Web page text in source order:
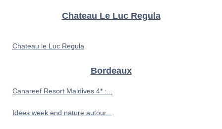
Chateau Le Luc Regula
Chateau le Luc Regula
Bordeaux
Canareef Resort Maldives 4* :...
Idees week end nature autour...